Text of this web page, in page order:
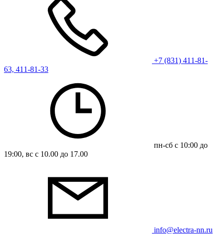
+7 (831) 411-81-
63, 411-81-33
пн-сб с 10:00 до
19:00, вс с 10.00 до 17.00
info@electra-nn.ru